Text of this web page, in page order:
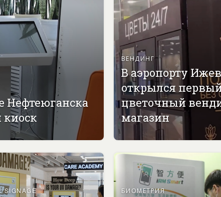
Нефтеюганска
ВЕНДИНГ
В аэропорту
открылся
цветочный
магазин
SIGNAGE БИОМЕТРИЯ